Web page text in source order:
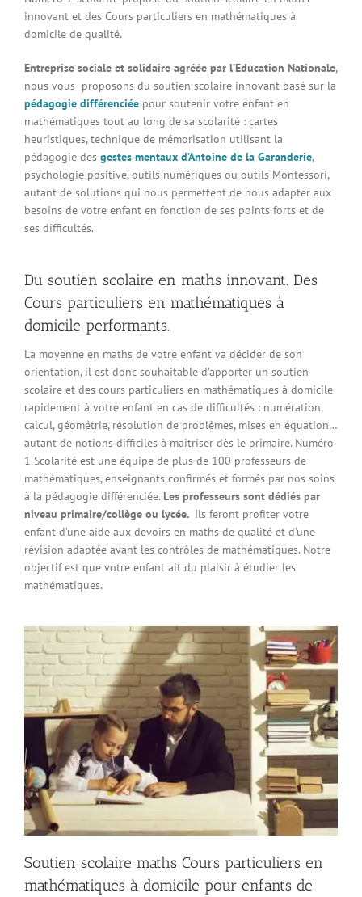
Connexion à votre espace
innovant et des Cours particuliers en mathématiques à
domicile de qualité.
Entreprise sociale et solidaire agréée par l’Education Nationale,
nous vous proposons du soutien scolaire innovant basé sur la
pédagogie différenciée pour soutenir votre enfant en
mathématiques tout au long de sa scolarité : cartes
heuristiques, technique de mémorisation utilisant la
pédagogie des gestes mentaux d’Antoine de la Garanderie,
psychologie positive, outils numériques ou outils Montessori,
autant de solutions qui nous permettent de nous adapter aux
besoins de votre enfant en fonction de ses points forts et de
ses difficultés.
Du soutien scolaire en maths innovant. Des
Cours particuliers en mathématiques à
domicile performants.
La moyenne en maths de votre enfant va décider de son
orientation, il est donc souhaitable d’apporter un soutien
scolaire et des cours particuliers en mathématiques à domicile
rapidement à votre enfant en cas de difficultés : numération,
calcul, géométrie, résolution de problèmes, mises en équation…
autant de notions difficiles à maîtriser dès le primaire. Numéro
1 Scolarité est une équipe de plus de 100 professeurs de
mathématiques, enseignants confirmés et formés par nos soins
à la pédagogie différenciée. Les professeurs sont dédiés par
niveau primaire/collège ou lycée. Ils feront profiter votre
enfant d’une aide aux devoirs en maths de qualité et d’une
révision adaptée avant les contrôles de mathématiques. Notre
objectif est que votre enfant ait du plaisir à étudier les
mathématiques.
Soutien scolaire maths Cours particuliers en
mathématiques à domicile pour enfants de